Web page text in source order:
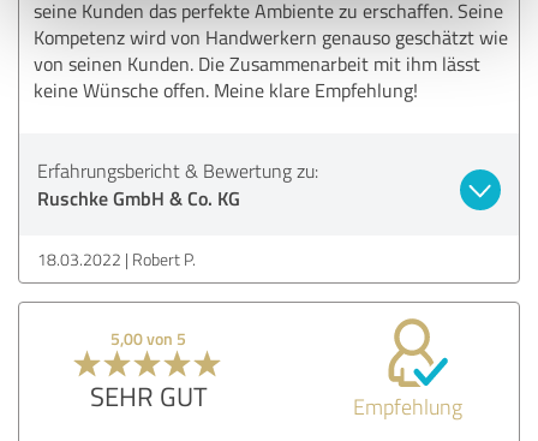
seine Kunden das perfekte Ambiente zu erschaffen. Seine
Kompetenz wird von Handwerkern genauso geschätzt wie
von seinen Kunden. Die Zusammenarbeit mit ihm lässt
keine Wünsche offen. Meine klare Empfehlung!
Erfahrungsbericht & Bewertung zu:
Ruschke GmbH & Co. KG
18.03.2022 Robert P.
5,00 von 5
SEHR GUT Empfehlung